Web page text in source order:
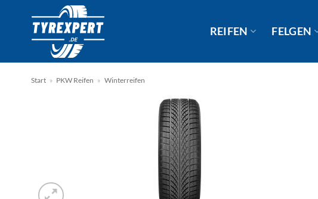
springen
REIFEN FELGEN
Start » PKW Reifen » Winterreifen